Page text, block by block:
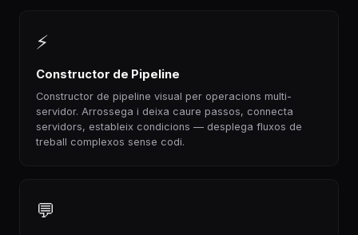
⚡
Constructor de Pipeline
Constructor de pipeline visual per operacions multi-
servidor. Arrossega i deixa caure passos, connecta
servidors, estableix condicions — desplega fluxos de
treball complexos sense codi.
💬